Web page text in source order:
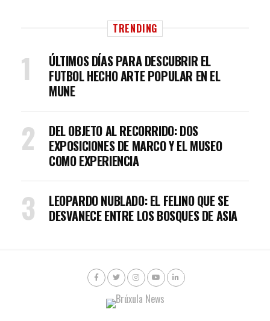
TRENDING
ÚLTIMOS DÍAS PARA DESCUBRIR EL
FUTBOL HECHO ARTE POPULAR EN EL
MUNE
DEL OBJETO AL RECORRIDO: DOS
EXPOSICIONES DE MARCO Y EL MUSEO
COMO EXPERIENCIA
LEOPARDO NUBLADO: EL FELINO QUE SE
DESVANECE ENTRE LOS BOSQUES DE ASIA